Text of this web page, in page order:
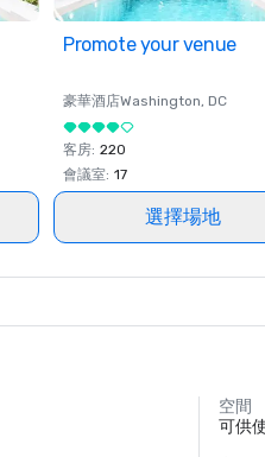
Promote your venue
豪華酒店Washington, DC
客房: 220
會議室: 17
選擇場地
空間
可供